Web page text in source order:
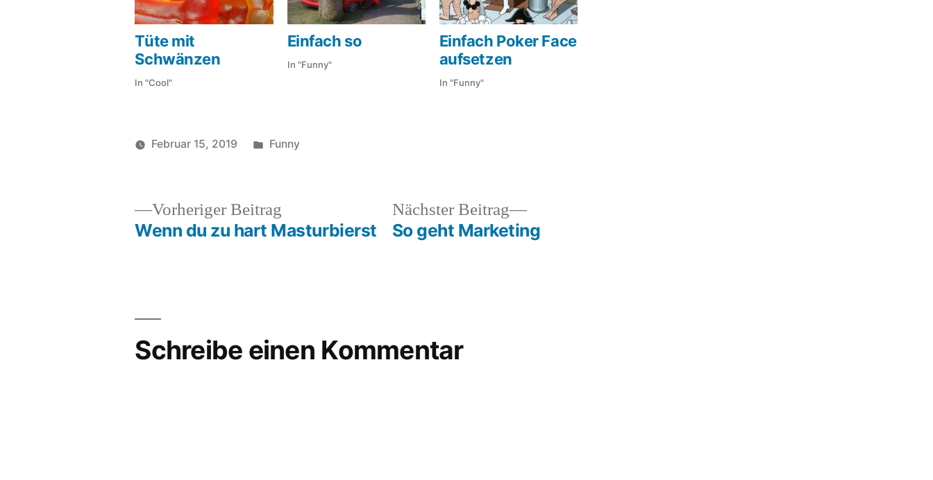
Tüte mit
Schwänzen
In "Cool"
Einfach so
In "Funny"
Einfach Poker Face
aufsetzen
In "Funny"
Februar 15, 2019
Veröffentlicht
Funny
Beitragsnavigation
Vorheriger Beitrag
Beitrag:
Wenn du zu hart Masturbierst
Nächster Beitrag
Nächster
Beitrag:
So geht Marketing
Schreibe einen Kommentar